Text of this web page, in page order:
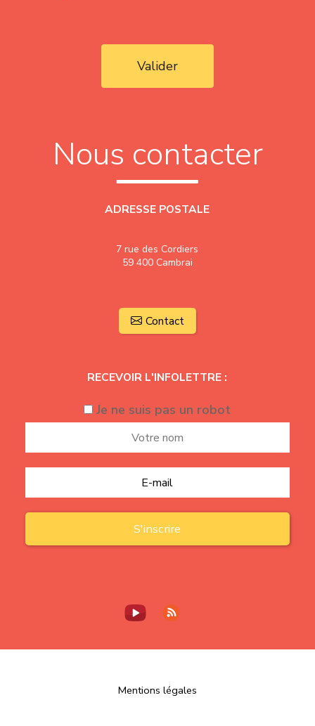
Valider
Nous contacter
ADRESSE POSTALE
7 rue des Cordiers
59 400 Cambrai
Contact
RECEVOIR L'INFOLETTRE :
Je ne suis pas un robot
Mentions légales